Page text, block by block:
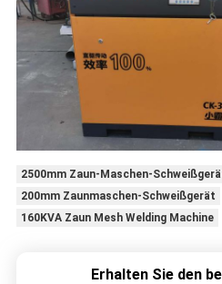
2500mm Zaun-Maschen-
200mm Zaunmaschen-Schweißgerät
160KVA Zaun Mesh Welding Machine
Erhalten Sie den